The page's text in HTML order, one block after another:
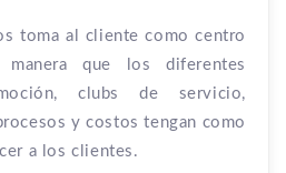
toma al cliente como centro
que los diferentes
clubs de servicio,
y costos tengan como
a los clientes.